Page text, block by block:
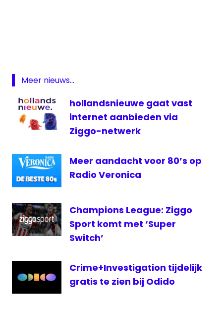
Demand
online
televisie
XS4all
Meer nieuws...
hollandsnieuwe gaat vast
internet aanbieden via
Ziggo-netwerk
Meer aandacht voor 80’s op
Radio Veronica
Champions League: Ziggo
Sport komt met ‘Super
Switch’
Crime+Investigation tijdelijk
gratis te zien bij Odido